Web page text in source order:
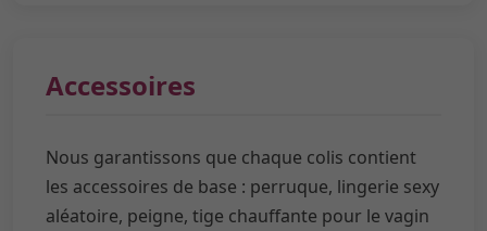
Accessoires
Nous garantissons que chaque colis contient
les accessoires de base : perruque, lingerie sexy
aléatoire, peigne, tige chauffante pour le vagin